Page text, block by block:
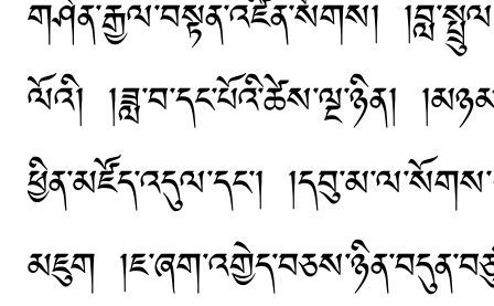
གཤེན་རྒྱལ་བསྟན་འཛིན་སོགས།
ལོའི། །ཟླ་བ་དང་པོའི་ཚེས་ལྔ་ཉིན།
ཕྱིན་མཛོད་འདུལ་དང་།
མཇུག